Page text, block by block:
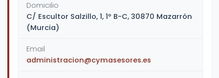
Domicilio
C/ Escultor Salzillo, 1, 1º B-C, 30870 Mazarrón
(Murcia)
Email
administracion@cymasesores.es